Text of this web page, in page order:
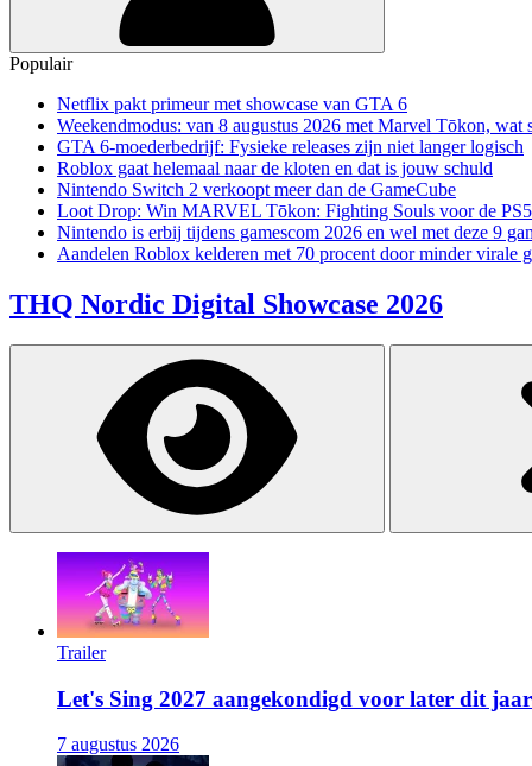
Populair
Netflix pakt primeur met showcase van GTA 6
Weekendmodus: van 8 augustus 2026 met Marvel Tōkon, wat
GTA 6-moederbedrijf: Fysieke releases zijn niet langer logisch
Roblox gaat helemaal naar de kloten en dat is jouw schuld
Nintendo Switch 2 verkoopt meer dan de GameCube
Loot Drop: Win MARVEL Tōkon: Fighting Souls voor de PS5
Nintendo is erbij tijdens gamescom 2026 en wel met deze 9
Aandelen Roblox kelderen met 70 procent door minder virale
THQ Nordic Digital Showcase 2026
Trailer
Let's Sing 2027 aangekondigd voor later dit jaar
7 augustus 2026